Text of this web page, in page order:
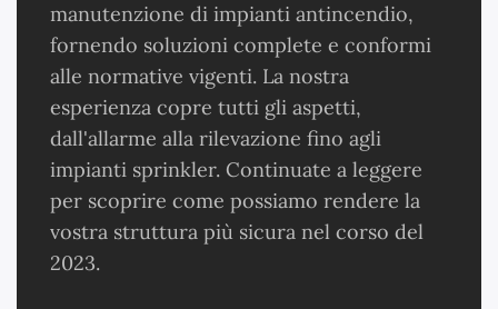
manutenzione di impianti antincendio,
fornendo soluzioni complete e conformi
alle normative vigenti. La nostra
esperienza copre tutti gli aspetti,
dall'allarme alla rilevazione fino agli
impianti sprinkler. Continuate a leggere
per scoprire come possiamo rendere la
vostra struttura più sicura nel corso del
2023.